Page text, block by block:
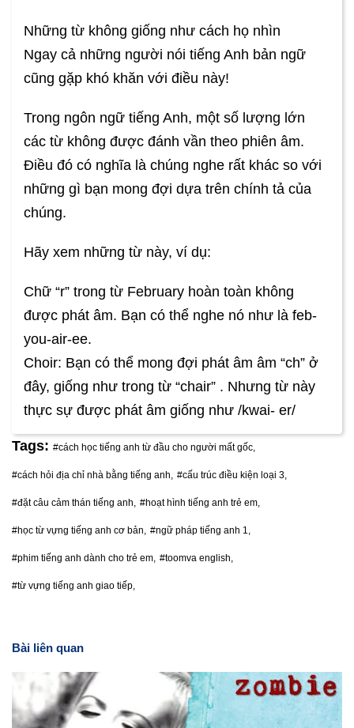
Những từ không giống như cách họ nhìn
Ngay cả những người nói tiếng Anh bản ngữ
cũng gặp khó khăn với điều này!
Trong ngôn ngữ tiếng Anh, một số lượng lớn
các từ không được đánh vần theo phiên âm.
Điều đó có nghĩa là chúng nghe rất khác so với
những gì bạn mong đợi dựa trên chính tả của
chúng.
Hãy xem những từ này, ví dụ:
Chữ “r” trong từ February hoàn toàn không
được phát âm. Bạn có thể nghe nó như là feb-
you-air-ee.
Choir: Bạn có thể mong đợi phát âm âm “ch” ở
đây, giống như trong từ “chair” . Nhưng từ này
thực sự được phát âm giống như /kwai- er/
Tags: #cách học tiếng anh từ đầu cho người mất gốc,
#cách hỏi địa chỉ nhà bằng tiếng anh, #cấu trúc điều kiện loại 3,
#đặt câu cảm thán tiếng anh, #hoạt hình tiếng anh trẻ em,
#học từ vựng tiếng anh cơ bản, #ngữ pháp tiếng anh 1,
#phim tiếng anh dành cho trẻ em, #toomva english,
#từ vựng tiếng anh giao tiếp,
Bài liên quan